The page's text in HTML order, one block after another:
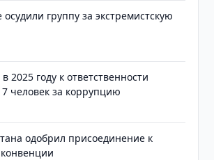
группу за экстремистскую
2025 году к ответственности
человек за коррупцию
одобрил присоединение к